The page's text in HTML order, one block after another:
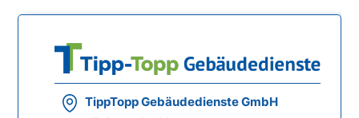
TippTopp Gebäudedienste GmbH